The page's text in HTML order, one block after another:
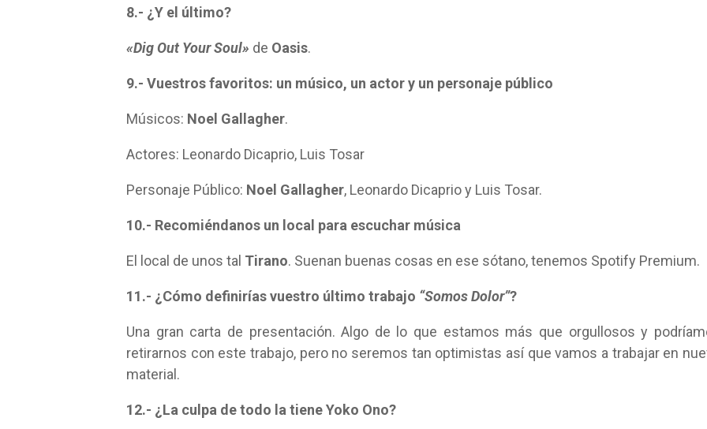
8.- ¿Y el último?
«Dig Out Your Soul» de Oasis.
9.- Vuestros favoritos: un músico, un actor y un personaje público
Músicos: Noel Gallagher.
Actores: Leonardo Dicaprio, Luis Tosar
Personaje Público: Noel Gallagher, Leonardo Dicaprio y Luis Tosar.
10.- Recomiéndanos un local para escuchar música
El local de unos tal Tirano. Suenan buenas cosas en ese sótano, tenemos Spotify Premium.
11.- ¿Cómo definirías vuestro último trabajo “Somos Dolor”?
Una gran carta de presentación. Algo de lo que estamos más que orgullosos y
retirarnos con este trabajo, pero no seremos tan optimistas así que vamos a trabajar en
material.
12.- ¿La culpa de todo la tiene Yoko Ono?